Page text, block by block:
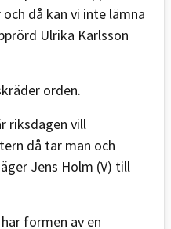
då kan vi inte lämna
Ulrika Karlsson
orden.
riksdagen vill
då tar man och
Jens Holm (V) till
har formen av en